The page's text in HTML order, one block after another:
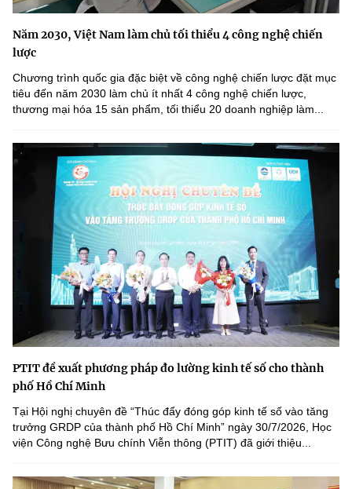
Năm 2030, Việt Nam làm chủ tối thiểu 4 công nghệ chiến
lược
Chương trình quốc gia đặc biệt về công nghệ chiến lược đặt mục
tiêu đến năm 2030 làm chủ ít nhất 4 công nghệ chiến lược,
thương mại hóa 15 sản phẩm, tối thiểu 20 doanh nghiệp làm...
PTIT đề xuất phương pháp đo lường kinh tế số cho thành
phố Hồ Chí Minh
Tại Hội nghị chuyên đề “Thúc đẩy đóng góp kinh tế số vào tăng
trưởng GRDP của thành phố Hồ Chí Minh” ngày 30/7/2026, Học
viện Công nghệ Bưu chính Viễn thông (PTIT) đã giới thiệu...